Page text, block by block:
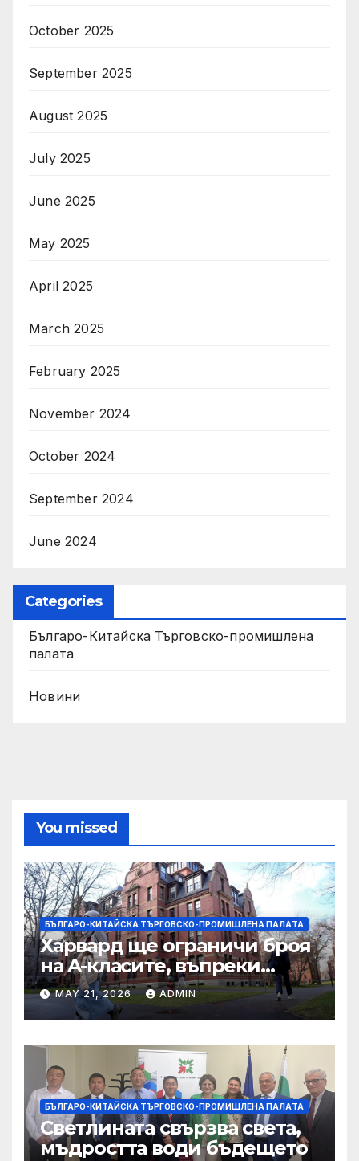
October 2025
September 2025
August 2025
July 2025
June 2025
May 2025
April 2025
March 2025
February 2025
November 2024
October 2024
September 2024
June 2024
Categories
Българо-Китайска Търговско-промишлена
палaта
Новини
You missed
БЪЛГАРО-КИТАЙСКА ТЪРГОВСКО-ПРОМИШЛЕНА ПАЛAТА
Харвард ще ограничи броя
на A-класите, въпреки
силната съпротива на
студентите
MAY 21, 2026 ADMIN
БЪЛГАРО-КИТАЙСКА ТЪРГОВСКО-ПРОМИШЛЕНА ПАЛAТА
Светлината свързва света,
мъдростта води бъдещето